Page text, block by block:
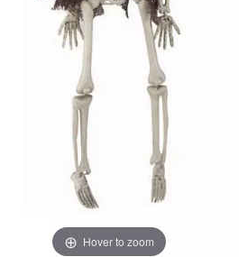
Hover to zoom